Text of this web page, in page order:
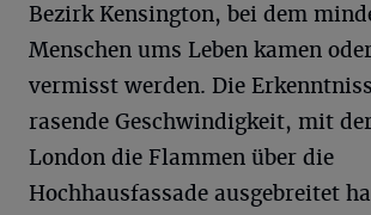
Bezirk Kensington, bei dem
Menschen ums Leben kamen
vermisst werden. Die
rasende Geschwindigkeit, mit
London die Flammen über die
Hochhausfassade ausgebreitet